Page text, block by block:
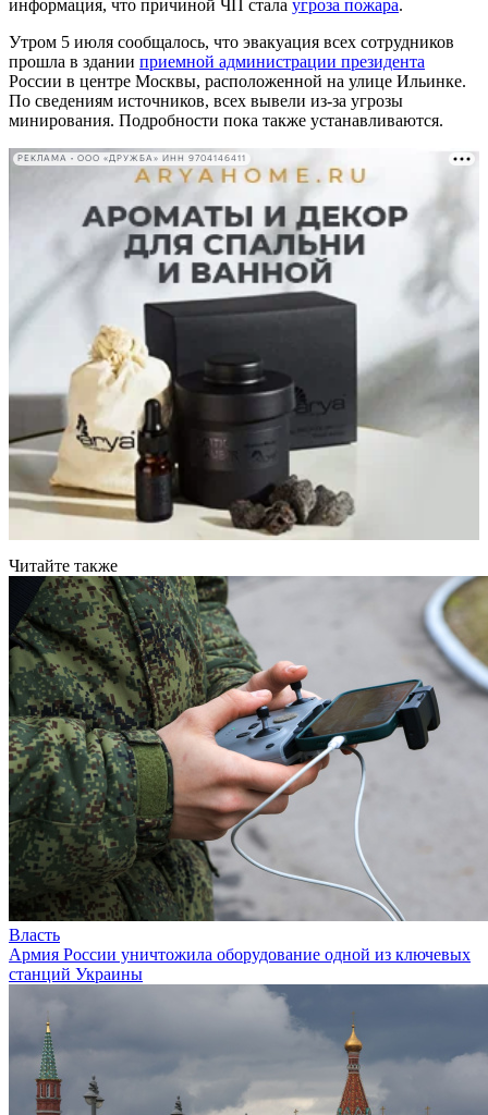
информация, что причиной ЧП стала угроза пожара.
Утром 5 июля сообщалось, что эвакуация всех сотрудников
прошла в здании приемной администрации президента
России в центре Москвы, расположенной на улице Ильинке.
По сведениям источников, всех вывели из-за угрозы
минирования. Подробности пока также устанавливаются.
РЕКЛАМА • ООО «ДРУЖБА» ИНН 9704146411
Читайте также
Власть
Армия России уничтожила оборудование одной из ключевых
станций Украины